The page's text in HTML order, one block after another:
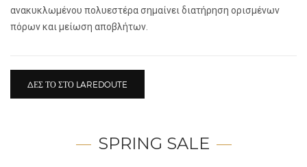
ανακυκλωμένου πολυεστέρα σημαίνει διατήρηση ορισμένων
πόρων και μείωση αποβλήτων.
ΔΕΣ ΤΟ ΣΤΟ LAREDOUTE
SPRING SALE